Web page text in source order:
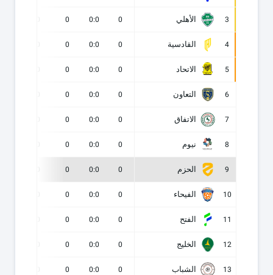
3 الأهلي 0
0:0
0
4 القادسية 0
0:0
0
5 الاتحاد 0
0:0
0
6 التعاون 0
0:0
0
7 الاتفاق 0
0:0
0
8 نيوم 0
0:0
0
9 الحزم 0
0:0
0
10 الفيحاء 0
0:0
0
11 الفتح 0
0:0
0
12 الخليج 0
0:0
0
13 الشباب 0
0:0
0